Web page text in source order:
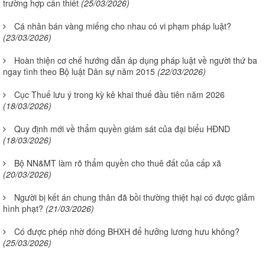
trường hợp cần thiết (25/03/2026)
Cá nhân bán vàng miếng cho nhau có vi phạm pháp luật?
(23/03/2026)
Hoàn thiện cơ chế hướng dẫn áp dụng pháp luật về người thứ ba
ngay tình theo Bộ luật Dân sự năm 2015 (22/03/2026)
Cục Thuế lưu ý trong kỳ kê khai thuế đầu tiên năm 2026
(18/03/2026)
Quy định mới về thẩm quyền giám sát của đại biểu HĐND
(18/03/2026)
Bộ NN&MT làm rõ thẩm quyền cho thuê đất của cấp xã
(20/03/2026)
Người bị kết án chung thân đã bồi thường thiệt hại có được giảm
hình phạt? (21/03/2026)
Có được phép nhờ đóng BHXH để hưởng lương hưu không?
(25/03/2026)